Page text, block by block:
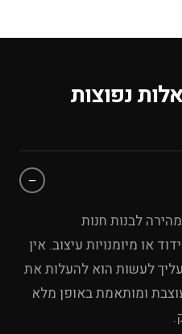
נפוצות
−
לבנות חנות
או מיומנויות עיצוב. אין
לעשות הוא להעלות את
ומותאמת באופן מלא